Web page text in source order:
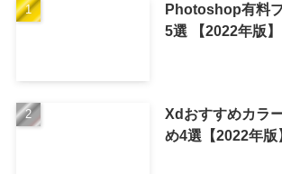
Photoshop有料
5選 【2022年版】
Xdおすすめカラ
め4選【2022年版